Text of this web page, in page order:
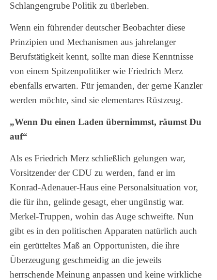
Schlangengrube Politik zu überleben.
Wenn ein führender deutscher Beobachter diese
Prinzipien und Mechanismen aus jahrelanger
Berufstätigkeit kennt, sollte man diese Kenntnisse
von einem Spitzenpolitiker wie Friedrich Merz
ebenfalls erwarten. Für jemanden, der gerne Kanzler
werden möchte, sind sie elementares Rüstzeug.
„Wenn Du einen Laden übernimmst, räumst Du
auf“
Als es Friedrich Merz schließlich gelungen war,
Vorsitzender der CDU zu werden, fand er im
Konrad-Adenauer-Haus eine Personalsituation vor,
die für ihn, gelinde gesagt, eher ungünstig war.
Merkel-Truppen, wohin das Auge schweifte. Nun
gibt es in den politischen Apparaten natürlich auch
ein gerütteltes Maß an Opportunisten, die ihre
Überzeugung geschmeidig an die jeweils
herrschende Meinung anpassen und keine wirkliche